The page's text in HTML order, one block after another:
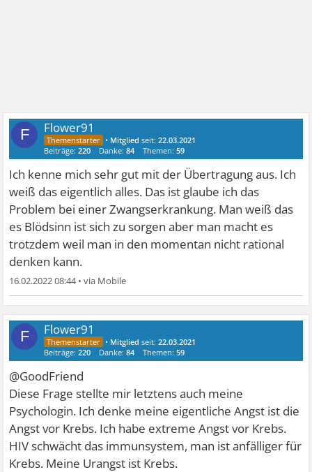
F Flower91
• Mitglied seit:22.03.2021
Beiträge:220 Danke:84 Themen:59
Ich kenne mich sehr gut mit der Übertragung aus. Ich
weiß das eigentlich alles. Das ist glaube ich das
Problem bei einer Zwangserkrankung. Man weiß das
es Blödsinn ist sich zu sorgen aber man macht es
trotzdem weil man in den momentan nicht rational
denken kann.
16.02.2022 08:44•
F Flower91
• Mitglied seit:22.03.2021
Beiträge:220 Danke:84 Themen:59
@GoodFriend
Diese Frage stellte mir letztens auch meine
Psychologin. Ich denke meine eigentliche Angst ist die
Angst vor Krebs. Ich habe extreme Angst vor Krebs.
HIV schwächt das immunsystem, man ist anfälliger für
Krebs. Meine Urangst ist Krebs.